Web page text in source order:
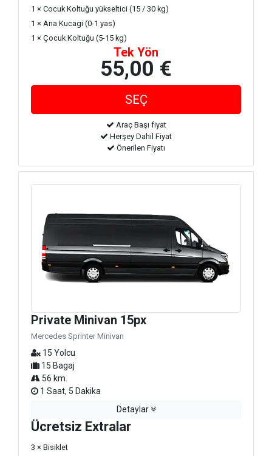
1 × Cocuk Koltuğu yükseltici (15 / 30 kg)
1 × Ana Kucagi (0-1 yas)
1 × Çocuk Koltuğu (5-15 kg)
Tek Yön
55,00 €
Araç Başı fiyat
Herşey Dahil Fiyat
Önerilen Fiyatı
Private Minivan 15px
Mercedes Sprinter Minivan
15 Yolcu
15 Bagaj
56 km.
1 Saat, 5 Dakika
Detaylar
Ücretsiz Extralar
3 × Bisiklet